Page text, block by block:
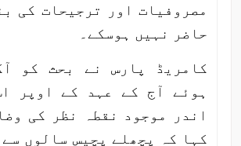
مصروفیات اور ترجیحات کی
حاضر نہیں ہوسکے۔
کامریڈ پارس نے بحث کو
ہوئے آج کے عہد کے اوپر
اندر موجود نقطہ نظر کی
کہا کہ پچھلے پچیس سالوں سے